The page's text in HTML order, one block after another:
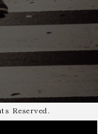
Reserved.